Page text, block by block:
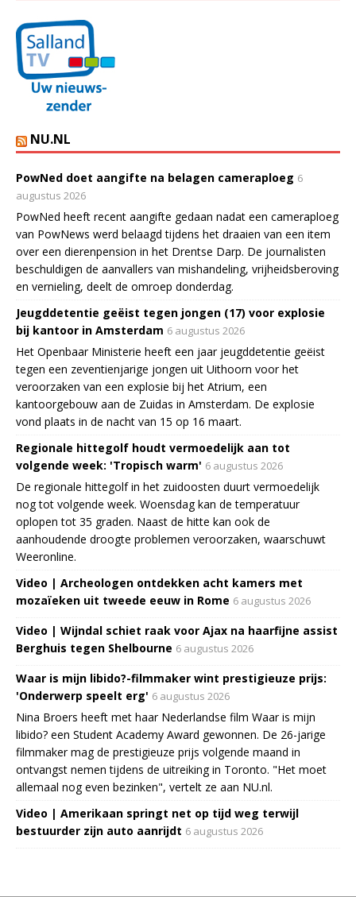
NU.NL
PowNed doet aangifte na belagen cameraploeg 6
augustus 2026
PowNed heeft recent aangifte gedaan nadat een cameraploeg
van PowNews werd belaagd tijdens het draaien van een item
over een dierenpension in het Drentse Darp. De journalisten
beschuldigen de aanvallers van mishandeling, vrijheidsberoving
en vernieling, deelt de omroep donderdag.
Jeugddetentie geëist tegen jongen (17) voor explosie
bij kantoor in Amsterdam 6 augustus 2026
Het Openbaar Ministerie heeft een jaar jeugddetentie geëist
tegen een zeventienjarige jongen uit Uithoorn voor het
veroorzaken van een explosie bij het Atrium, een
kantoorgebouw aan de Zuidas in Amsterdam. De explosie
vond plaats in de nacht van 15 op 16 maart.
Regionale hittegolf houdt vermoedelijk aan tot
volgende week: 'Tropisch warm' 6 augustus 2026
De regionale hittegolf in het zuidoosten duurt vermoedelijk
nog tot volgende week. Woensdag kan de temperatuur
oplopen tot 35 graden. Naast de hitte kan ook de
aanhoudende droogte problemen veroorzaken, waarschuwt
Weeronline.
Video | Archeologen ontdekken acht kamers met
mozaïeken uit tweede eeuw in Rome 6 augustus 2026
Video | Wijndal schiet raak voor Ajax na haarfijne assist
Berghuis tegen Shelbourne 6 augustus 2026
Waar is mijn libido?-filmmaker wint prestigieuze prijs:
'Onderwerp speelt erg' 6 augustus 2026
Nina Broers heeft met haar Nederlandse film Waar is mijn
libido? een Student Academy Award gewonnen. De 26-jarige
filmmaker mag de prestigieuze prijs volgende maand in
ontvangst nemen tijdens de uitreiking in Toronto. "Het moet
allemaal nog even bezinken", vertelt ze aan NU.nl.
Video | Amerikaan springt net op tijd weg terwijl
bestuurder zijn auto aanrijdt 6 augustus 2026